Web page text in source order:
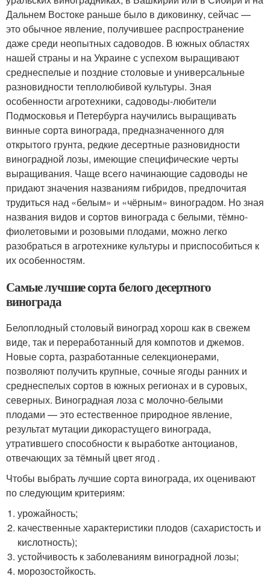
Дальнем Востоке раньше было в диковинку, сейчас —
это обычное явление, получившее распространение
даже среди неопытных садоводов. В южных областях
нашей страны и на Украине с успехом выращивают
среднеспелые и поздние столовые и универсальные
разновидности теплолюбивой культуры. Зная
особенности агротехники, садоводы-любители
Подмосковья и Петербурга научились выращивать
винные сорта винограда, предназначенного для
открытого грунта, редкие десертные разновидности
виноградной лозы, имеющие специфические черты
выращивания. Чаще всего начинающие садоводы не
придают значения названиям гибридов, предпочитая
трудиться над «белым» и «чёрным» виноградом. Но зная
названия видов и сортов винограда с белыми, тёмно-
фиолетовыми и розовыми плодами, можно легко
разобраться в агротехнике культуры и приспособиться к
их особенностям.
Самые лучшие сорта белого десертного
винограда
Белоплодный столовый виноград хорош как в свежем
виде, так и переработанный для компотов и джемов.
Новые сорта, разработанные селекционерами,
позволяют получить крупные, сочные ягоды ранних и
среднеспелых сортов в южных регионах и в суровых,
северных. Виноградная лоза с молочно-белыми
плодами — это естественное природное явление,
результат мутации дикорастущего винограда,
утратившего способности к выработке антоцианов,
отвечающих за тёмный цвет ягод .
Чтобы выбрать лучшие сорта винограда, их оценивают
по следующим критериям:
урожайность;
качественные характеристики плодов (сахаристость и
кислотность);
устойчивость к заболеваниям виноградной лозы;
морозостойкость.